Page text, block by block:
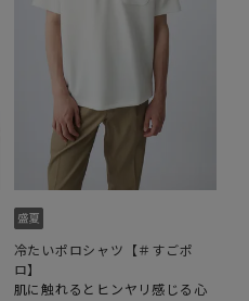
冷たいポロシャツ【＃すごポ
ロ】
肌に触れるとヒンヤリ感じる心